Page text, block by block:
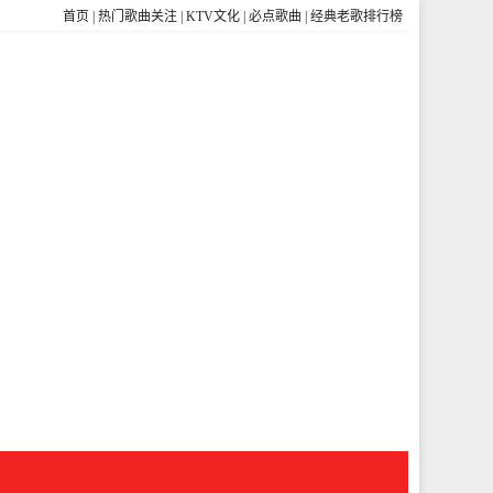
首页 热门歌曲关注 KTV文化 必点歌曲 经典老歌排行榜